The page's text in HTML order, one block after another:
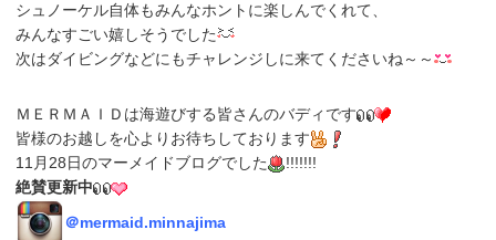
シュノーケル自体もみんなホントに楽しんでくれて、
みんなすごい嬉しそうでした
次はダイビングなどにもチャレンジしに来てくださいね～～
ＭＥＲＭＡＩＤは海遊びする皆さんのバディです
皆様のお越しを心よりお待ちしております
11月28日のマーメイドブログでした
!!!!!!!
絶賛更新中
＠mermaid.minnajima